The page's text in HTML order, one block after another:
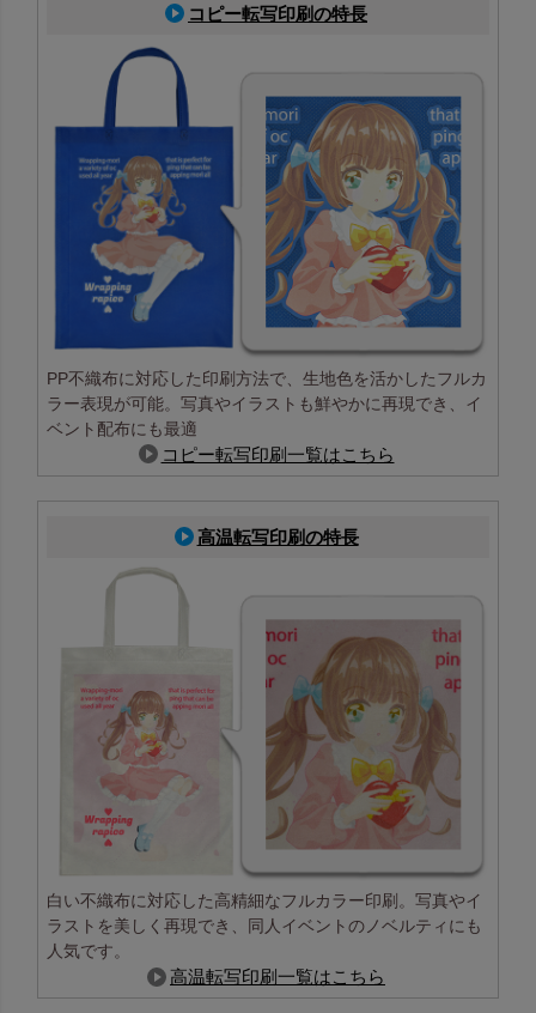
コピー転写印刷の特長
PP不織布に対応した印刷方法で、生地色を活かしたフルカ
ラー表現が可能。写真やイラストも鮮やかに再現でき、イ
ベント配布にも最適
コピー転写印刷一覧はこちら
高温転写印刷の特長
白い不織布に対応した高精細なフルカラー印刷。写真やイ
ラストを美しく再現でき、同人イベントのノベルティにも
人気です。
高温転写印刷一覧はこちら